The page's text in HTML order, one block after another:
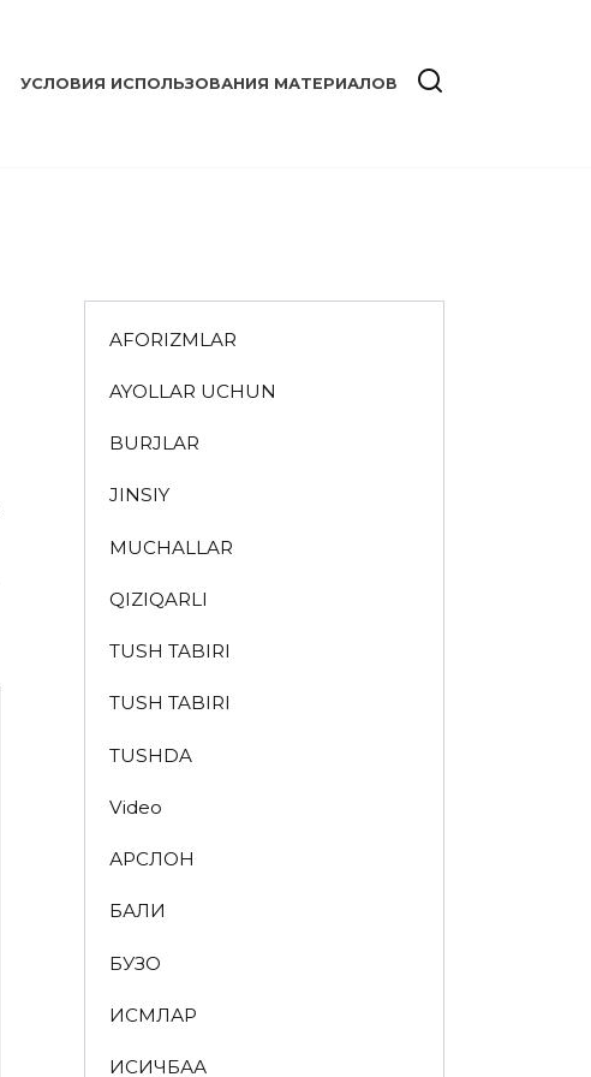
УСЛОВИЯ ИСПОЛЬЗОВАНИЯ МАТЕРИАЛОВ
AFORIZMLAR
AYOLLAR UCHUN
BURJLAR
JINSIY
MUCHALLAR
QIZIQARLI
TUSH TABIRI
TUSH TABIRI
TUSHDA
Video
АРСЛОН
БАЛИҚ
БУЗОҚ
ИСМЛАР
ҚИСҚИЧБАҚА